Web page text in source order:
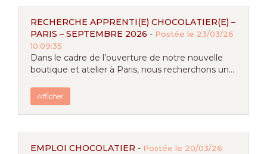
RECHERCHE APPRENTI(E) CHOCOLATIER(E) –
PARIS – SEPTEMBRE 2026 - Postée le 23/03/26
10:09:35
Dans le cadre de l’ouverture de notre nouvelle
boutique et atelier à Paris, nous recherchons un...
Afficher
EMPLOI CHOCOLATIER - Postée le 20/03/26